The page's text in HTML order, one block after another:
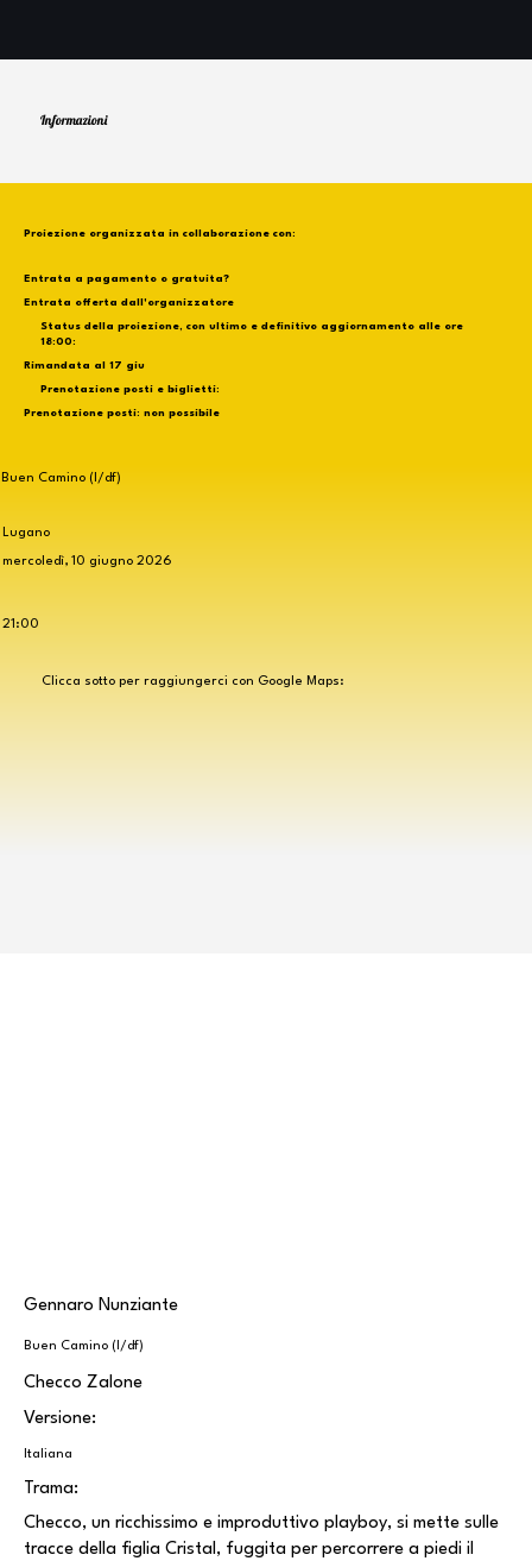
Informazioni
Proiezione organizzata in collaborazione con:
Entrata a pagamento o gratuita?
Entrata offerta dall'organizzatore
Status della proiezione, con ultimo e definitivo aggiornamento alle ore
18:00:
Rimandata al 17 giu
Prenotazione posti e biglietti:
Prenotazione posti: non possibile
Buen Camino (I/df)
Lugano
mercoledì, 10 giugno 2026
21:00
Clicca sotto per raggiungerci con Google Maps:
Gennaro Nunziante
Buen Camino (I/df)
Checco Zalone
Versione:
Italiana
Trama:
Checco, un ricchissimo e improduttivo playboy, si mette sulle
tracce della figlia Cristal, fuggita per percorrere a piedi il